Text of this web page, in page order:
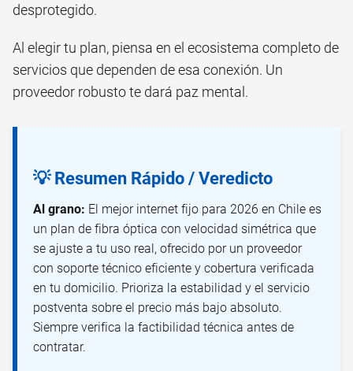
desprotegido.
Al elegir tu plan, piensa en el ecosistema completo de
servicios que dependen de esa conexión. Un
proveedor robusto te dará paz mental.
💡 Resumen Rápido / Veredicto
Al grano: El mejor internet fijo para 2026 en Chile es
un plan de fibra óptica con velocidad simétrica que
se ajuste a tu uso real, ofrecido por un proveedor
con soporte técnico eficiente y cobertura verificada
en tu domicilio. Prioriza la estabilidad y el servicio
postventa sobre el precio más bajo absoluto.
Siempre verifica la factibilidad técnica antes de
contratar.